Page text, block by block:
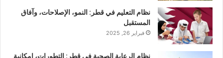
نظام التعليم في قطر: النمو، الإصلاحات، وآفاق
المستقبل
فبراير 26, 2025